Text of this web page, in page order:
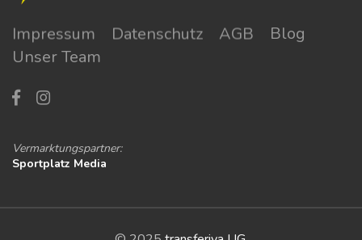
Impressum Datenschutz AGB
Blog
Unser Team
Vermarktungspartner:
Sportplatz Media